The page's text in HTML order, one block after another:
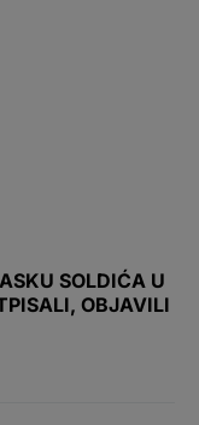
SOLDIĆA U
OBJAVILI